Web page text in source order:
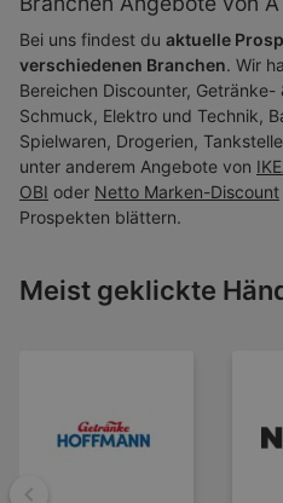
Bei uns findest du aktuelle
verschiedenen Branchen. Wir
Bereichen Discounter,
Schmuck, Elektro und Technik,
Spielwaren, Drogerien,
unter anderem Angebote von
OBI oder Netto Marken-Discount
Prospekten blättern.
Meist geklickte